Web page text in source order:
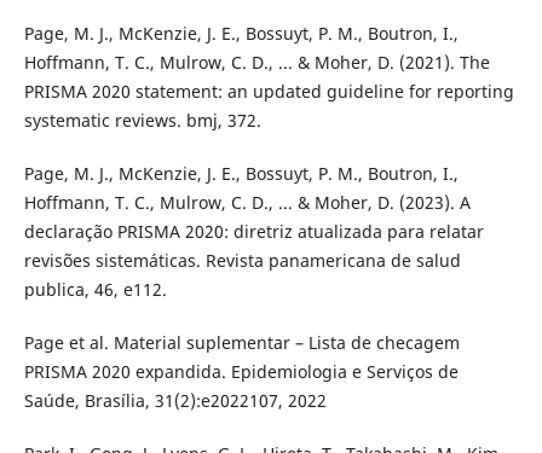
Page, M. J., McKenzie, J. E., Bossuyt, P. M., Boutron, I.,
Hoffmann, T. C., Mulrow, C. D., ... & Moher, D. (2021). The
PRISMA 2020 statement: an updated guideline for reporting
systematic reviews. bmj, 372.
Page, M. J., McKenzie, J. E., Bossuyt, P. M., Boutron, I.,
Hoffmann, T. C., Mulrow, C. D., ... & Moher, D. (2023). A
declaração PRISMA 2020: diretriz atualizada para relatar
revisões sistemáticas. Revista panamericana de salud
publica, 46, e112.
Page et al. Material suplementar – Lista de checagem
PRISMA 2020 expandida. Epidemiologia e Serviços de
Saúde, Brasília, 31(2):e2022107, 2022